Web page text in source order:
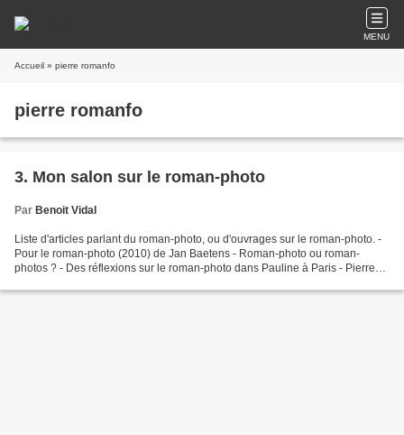
MENU
Accueil » pierre romanfo
pierre romanfo
3. Mon salon sur le roman-photo
Par Benoit Vidal
Liste d'articles parlant du roman-photo, ou d'ouvrages sur le roman-photo. -
Pour le roman-photo (2010) de Jan Baetens - Roman-photo ou roman-
photos ? - Des réflexions sur le roman-photo dans Pauline à Paris - Pierre